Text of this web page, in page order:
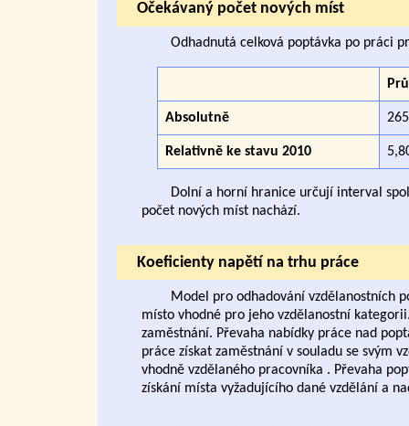
Očekávaný počet nových míst
Odhadnutá celková poptávka po práci
Absolutně
Relativně ke stavu 2010
Dolní a horní hranice určují interval
počet nových míst nachází.
Koeficienty napětí na trhu práce
Model pro odhadování vzdělanostních
místo vhodné pro jeho vzdělanostní
zaměstnání. Převaha nabídky práce nad
práce získat zaměstnání v souladu se svým
vhodně vzdělaného pracovníka . Převaha
získání místa vyžadujícího dané vzdělání a